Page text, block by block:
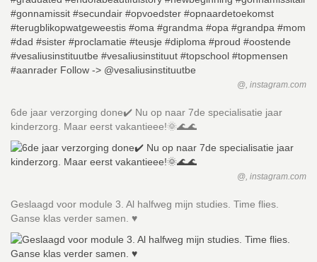
@, instagram.com
6de jaar verzorging done✔️ Nu op naar 7de specialisatie jaar
kinderzorg. Maar eerst vakantieee!🌞🌊🌊
@, instagram.com
Geslaagd voor module 3. Al halfweg mijn studies. Time flies.
Ganse klas verder samen. ♥